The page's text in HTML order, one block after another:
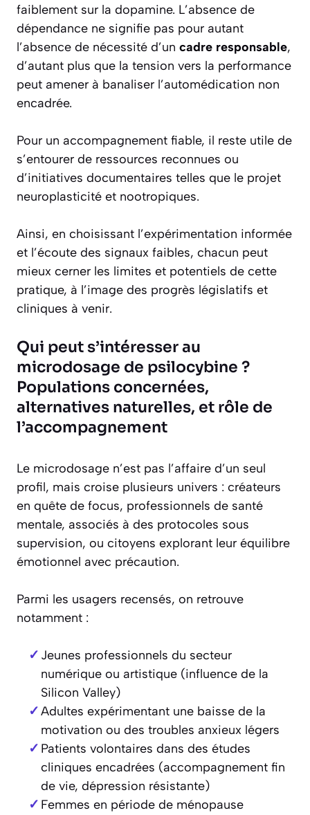
faiblement sur la dopamine. L’absence de
dépendance ne signifie pas pour autant
l’absence de nécessité d’un cadre responsable,
d’autant plus que la tension vers la performance
peut amener à banaliser l’automédication non
encadrée.
Pour un accompagnement fiable, il reste utile de
s’entourer de ressources reconnues ou
d’initiatives documentaires telles que le projet
neuroplasticité et nootropiques.
Ainsi, en choisissant l’expérimentation informée
et l’écoute des signaux faibles, chacun peut
mieux cerner les limites et potentiels de cette
pratique, à l’image des progrès législatifs et
cliniques à venir.
Qui peut s’intéresser au
microdosage de psilocybine ?
Populations concernées,
alternatives naturelles, et rôle de
l’accompagnement
Le microdosage n’est pas l’affaire d’un seul
profil, mais croise plusieurs univers : créateurs
en quête de focus, professionnels de santé
mentale, associés à des protocoles sous
supervision, ou citoyens explorant leur équilibre
émotionnel avec précaution.
Parmi les usagers recensés, on retrouve
notamment :
Jeunes professionnels du secteur
numérique ou artistique (influence de la
Silicon Valley)
Adultes expérimentant une baisse de la
motivation ou des troubles anxieux légers
Patients volontaires dans des études
cliniques encadrées (accompagnement fin
de vie, dépression résistante)
Femmes en période de ménopause